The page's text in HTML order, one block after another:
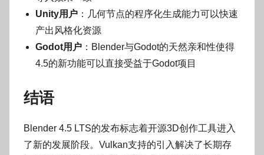
Unity用户 ：几何节点的程序化生成能力可以快速
产出风格化资源
Godot用户 ：Blender与Godot的天然亲和性使得
4.5的新功能可以直接受益于Godot项目
结语
Blender 4.5 LTS的发布标志着开源3D创作工具进入
了新的发展阶段。Vulkan支持的引入解决了长期存